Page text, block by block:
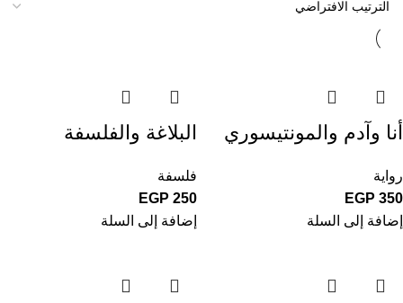
أنا وآدم والمونتيسوري
رواية
EGP 350
إضافة إلى السلة
البلاغة والفلسفة
فلسفة
EGP 250
إضافة إلى السلة